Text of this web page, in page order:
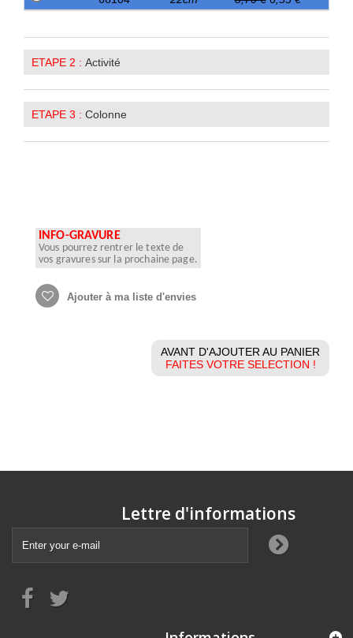
ETAPE 2 : Activité
ETAPE 3 : Colonne
INFO-GRAVURE
Vous pourrez rentrer le texte de
vos gravures sur la prochaine page.
Ajouter à ma liste d'envies
AVANT D'AJOUTER AU PANIER
FAITES VOTRE SELECTION !
Lettre d'informations